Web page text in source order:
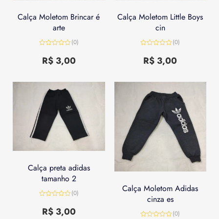
Calça Moletom Brincar é
arte
de
(0)
R$3,00
Calça Moletom Little Boys
cin
de
(0)
R$ 3,00
Calça preta adidas
tamanho 2
de
(0)
R$3,00
Calça Moletom Adidas
cinza es
(0)